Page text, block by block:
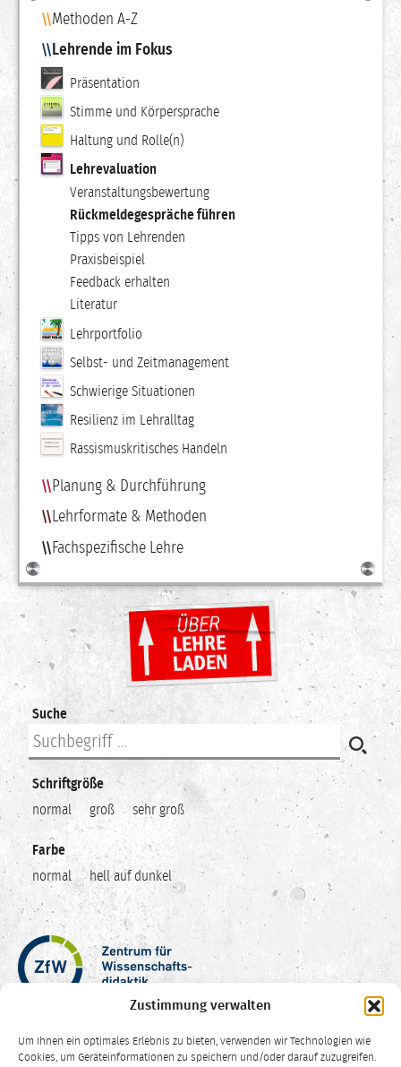
Zustimmung verwalten
Um Ihnen ein optimales Erlebnis zu bieten, verwenden wir Technologien wie
Cookies, um Geräteinformationen zu speichern und/oder darauf zuzugreifen.
Navigation
Methoden A-Z
Lehrende im Fokus
Präsentation
Stimme und Körpersprache
Haltung und Rolle(n)
Lehrevaluation
Veranstaltungsbewertung
Rückmeldegespräche führen
Tipps von Lehrenden
Praxisbeispiel
Feedback erhalten
Literatur
Lehrportfolio
Selbst- und Zeitmanagement
Schwierige Situationen
Resilienz im Lehralltag
Rassismuskritisches Handeln
Planung & Durchführung
Lehrformate & Methoden
Fachspezifische Lehre
Suche
Schriftgröße
normal
groß sehr groß
Farbe
normal
hell auf dunkel
Zentrum
für
Wissenschaftsdidaktik
Ruhr-